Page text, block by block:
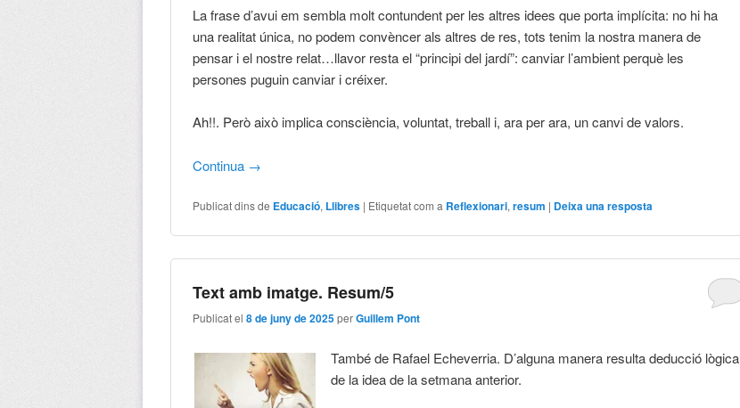
La frase d’avui em sembla molt contundent per les altres idees que porta implícita: no hi ha
una realitat única, no podem convèncer als altres de res, tots tenim la nostra manera de
pensar i el nostre relat…llavor resta el “principi del jardí”: canviar l’ambient perquè les
persones puguin canviar i créixer.
Ah!!. Però això implica consciència, voluntat, treball i, ara per ara, un canvi de valors.
Continua →
Publicat dins de Educació, Llibres | Etiquetat com a Reflexionari,resum | Deixa una resposta
Text amb imatge. Resum/5
Publicat el8 de juny de 2025perGuillem Pont
També de Rafael Echeverria. D’alguna manera resulta deducció lògica
de la idea de la setmana anterior.